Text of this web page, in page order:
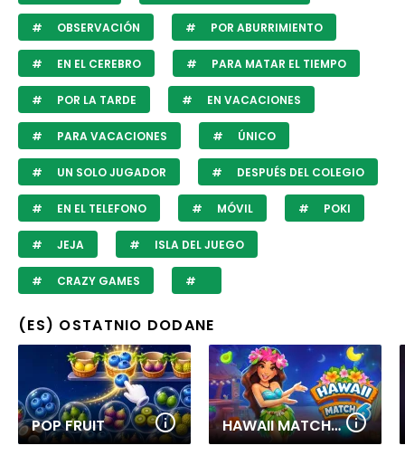
OBSERVACIÓN POR ABURRIMIENTO
EN EL CEREBRO PARA MATAR EL TIEMPO
POR LA TARDE EN VACACIONES
PARA VACACIONES ÚNICO
UN SOLO JUGADOR DESPUÉS DEL COLEGIO
EN EL TELEFONO MÓVIL POKI
JEJA ISLA DEL JUEGO
CRAZY GAMES
(ES) OSTATNIO DODANE
POP FRUIT HAWAII MATCH 6